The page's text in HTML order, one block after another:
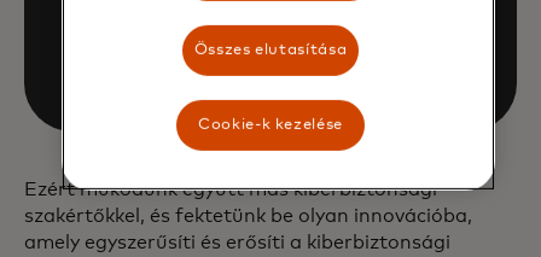
Ezért működünk együtt más kiberbiztonsági
szakértőkkel, és fektetünk be olyan innovációba,
amely egyszerűsíti és erősíti a kiberbiztonsági
Összes elutasítása
Cookie-k kezelése